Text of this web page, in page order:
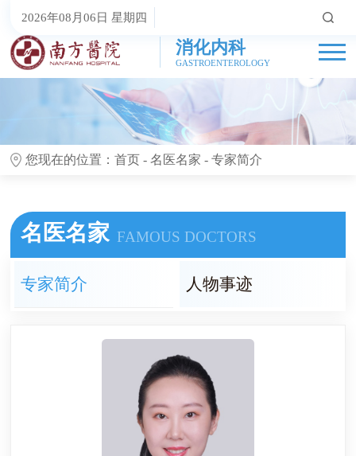
2026年08月06日 星期四
消化内科
GASTROENTEROLOGY
您现在的位置：首页 -名医名家 -专家简介
名医名家 FAMOUS DOCTORS
专家简介 人物事迹